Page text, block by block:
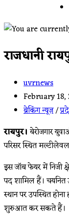
राजधानी
uvrnews
February 18,
ब्रेकिंग न्यूज़/
रायपुर।बेरोजगार
परिसर स्थित
इस जॉब फेयर में निजी
पद शामिल हैं। चयनित
स्थान पर उपस्थित
शुरुआत कर सकते हैं।